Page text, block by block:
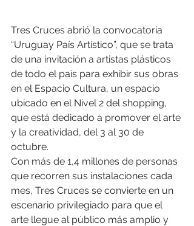
Tres Cruces abrió la convocatoria
“Uruguay País Artístico”, que se trata
de una invitación a artistas plásticos
de todo el país para exhibir sus obras
en el Espacio Cultura, un espacio
ubicado en el Nivel 2 del shopping,
que está dedicado a promover el arte
y la creatividad, del 3 al 30 de
octubre.
Con más de 1,4 millones de personas
que recorren sus instalaciones cada
mes, Tres Cruces se convierte en un
escenario privilegiado para que el
arte llegue al público más amplio y